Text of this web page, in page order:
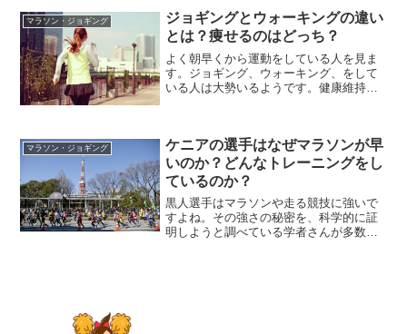
く」なんて言い...
マラソン・ジョギング
ジョギングとウォーキングの違い
とは？痩せるのはどっち？
よく朝早くから運動をしている人を見ま
す。ジョギング、ウォーキング、をして
いる人は大勢いるようです。健康維持の
に走っている人を見ると感...
マラソン・ジョギング
ケニアの選手はなぜマラソンが早
いのか？どんなトレーニングをし
ているのか？
黒人選手はマラソンや走る競技に強いで
すよね。その強さの秘密を、科学的に証
明しようと調べている学者さんが多数い